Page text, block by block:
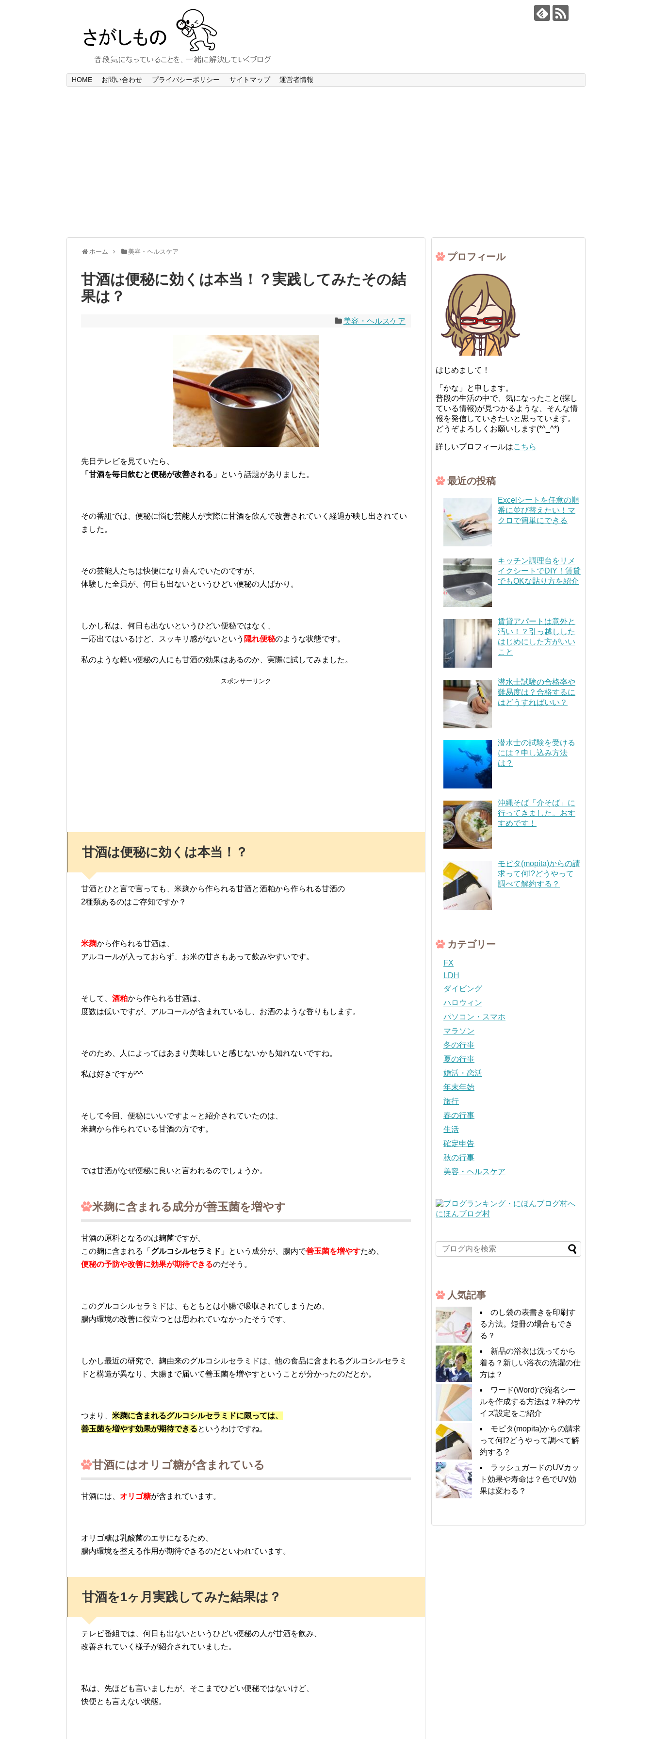
HOME お問い合わせ プライバシーポリシー サイトマップ 運営者情報
ホーム 美容・ヘルスケア
甘酒は便秘に効くは本当！？実践してみたその結
果は？
美容・ヘルスケア
先日テレビを見ていたら、
「甘酒を毎日飲むと便秘が改善される」 という話題がありました。
その番組では、便秘に悩む芸能人が実際に甘酒を飲んで改善されていく経過が映し出されてい
ました。
その芸能人たちは快便になり喜んでいたのですが、
体験した全員が、何日も出ないというひどい便秘の人ばかり。
しかし私は、何日も出ないというひどい便秘ではなく、
一応出てはいるけど、スッキリ感がないという 隠れ便秘のような状態です。
私のような軽い便秘の人にも甘酒の効果はあるのか、実際に試してみました。
スポンサーリンク
甘酒は便秘に効くは本当！？
甘酒とひと言で言っても、米麹から作られる甘酒と酒粕から作られる甘酒の
2種類あるのはご存知ですか？
米麹から作られる甘酒は、
アルコールが入っておらず、お米の甘さもあって飲みやすいです。
そして、 酒粕から作られる甘酒は、
度数は低いですが、アルコールが含まれているし、お酒のような香りもします。
そのため、人によってはあまり美味しいと感じないかも知れないですね。
私は好きですが^^
そして今回、便秘にいいですよ～と紹介されていたのは、
米麹から作られている甘酒の方です。
では甘酒がなぜ便秘に良いと言われるのでしょうか。
米麹に含まれる成分が善玉菌を増やす
甘酒の原料となるのは麹菌ですが、
この麹に含まれる「 グルコシルセラミド 」という成分が、腸内で善玉菌を増やすため、
便秘の予防や改善に効果が期待できるのだそう。
このグルコシルセラミドは、もともとは小腸で吸収されてしまうため、
腸内環境の改善に役立つとは思われていなかったそうです。
しかし最近の研究で、麹由来のグルコシルセラミドは、他の食品に含まれるグルコシルセラミ
ドと構造が異なり、大腸まで届いて善玉菌を増やすということが分かったのだとか。
つまり、 米麹に含まれるグルコシルセラミドに限っては、
善玉菌を増やす効果が期待できるというわけですね。
甘酒にはオリゴ糖が含まれている
甘酒には、 オリゴ糖が含まれています。
オリゴ糖は乳酸菌のエサになるため、
腸内環境を整える作用が期待できるのだといわれています。
甘酒を1ヶ月実践してみた結果は？
テレビ番組では、何日も出ないというひどい便秘の人が甘酒を飲み、
改善されていく様子が紹介されていました。
私は、先ほども言いましたが、そこまでひどい便秘ではないけど、
快便とも言えない状態。
プロフィール
はじめまして！
「かな」と申します。
普段の生活の中で、気になったこと(探し
ている情報)が見つかるような、そんな情
報を発信していきたいと思っています。
どうぞよろしくお願いします(*^_^*)
詳しいプロフィールはこちら
最近の投稿
Excelシートを任意の順
番に並び替えたい！マ
クロで簡単にできる
キッチン調理台をリメ
イクシートでDIY！賃貸
でもOKな貼り方を紹介
賃貸アパートは意外と
汚い！？引っ越しした
はじめにした方がいい
こと
潜水士試験の合格率や
難易度は？合格するに
はどうすればいい？
潜水士の試験を受ける
には？申し込み方法
は？
沖縄そば「介そば」に
行ってきました。おす
すめです！
モピタ(mopita)からの請
求って何!?どうやって
調べて解約する？
カテゴリー
FX
LDH
ダイビング
ハロウィン
パソコン・スマホ
マラソン
冬の行事
夏の行事
婚活・恋活
年末年始
旅行
春の行事
生活
確定申告
秋の行事
美容・ヘルスケア
にほんブログ村
人気記事
のし袋の表書きを印刷す
る方法。短冊の場合もでき
る？
新品の浴衣は洗ってから
着る？新しい浴衣の洗濯の仕
方は？
ワード(Word)で宛名シー
ルを作成する方法は？枠のサ
イズ設定をご紹介
モピタ(mopita)からの請求
って何!?どうやって調べて解
約する？
ラッシュガードのUVカッ
ト効果や寿命は？色でUV効
果は変わる？